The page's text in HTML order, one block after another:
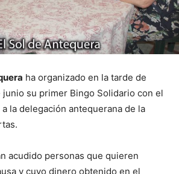
ha organizado en la tarde de
su primer Bingo Solidario con el
la delegación antequerana de la
acudido personas que quieren
y cuyo dinero obtenido en el